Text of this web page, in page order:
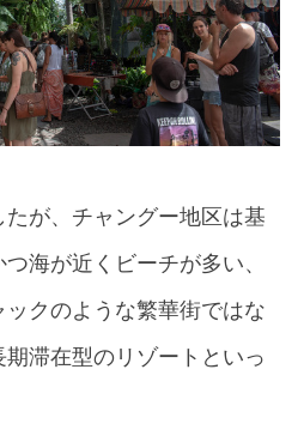
が、チャングー地区は基
海が近くビーチが多い、
クのような繁華街ではな
滞在型のリゾートといっ